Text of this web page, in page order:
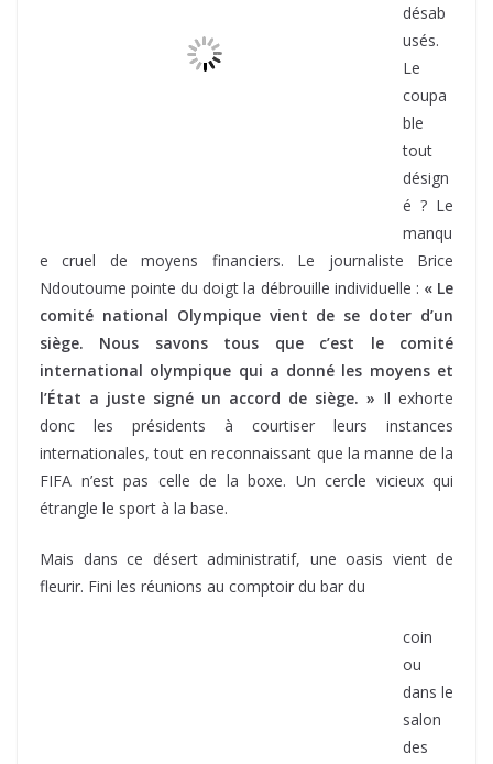
tout
désign
é ? Le
manqu
e cruel de moyens financiers. Le journaliste Brice
Ndoutoume pointe du doigt la débrouille individuelle :« Le
comité national Olympique vient de se doter d’un
siège. Nous savons tous que c’est le comité
international olympique qui a donné les moyens et
l’État a juste signé un accord de siège. »Il exhorte
donc les présidents à courtiser leurs instances
internationales, tout en reconnaissant que la manne de la
FIFA n’est pas celle de la boxe. Un cercle vicieux qui
étrangle le sport à la base.
Mais dans ce désert administratif, une oasis vient de
fleurir. Fini les réunions au comptoir du bar du
dans le
présid
ents !
La
Fédéra
tion